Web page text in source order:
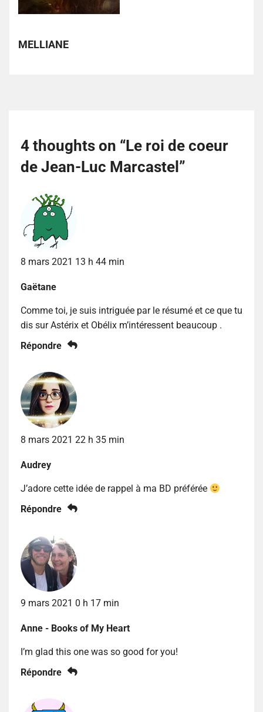
MELLIANE
4 thoughts on “Le roi de coeur
de Jean-Luc Marcastel ”
8 mars 2021 13 h 44 min
Gaëtane
Comme toi, je suis intriguée par le résumé et ce que tu
dis sur Astérix et Obélix m’intéressent beaucoup .
Répondre
8 mars 2021 22 h 35 min
Audrey
J’adore cette idée de rappel à ma BD préférée
Répondre
9 mars 2021 0 h 17 min
Anne - Books of My Heart
I’m glad this one was so good for you!
Répondre